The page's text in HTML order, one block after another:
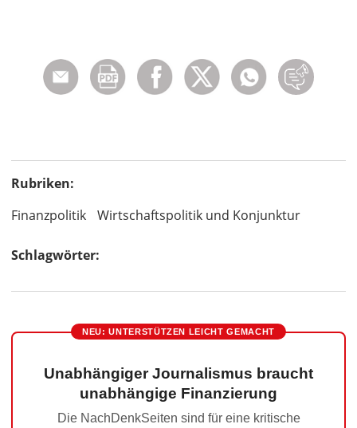
Rubriken:
Finanzpolitik
Wirtschaftspolitik und Konjunktur
Schlagwörter:
NEU: UNTERSTÜTZEN LEICHT GEMACHT
Unabhängiger Journalismus braucht
unabhängige Finanzierung
Die NachDenkSeiten sind für eine kritische